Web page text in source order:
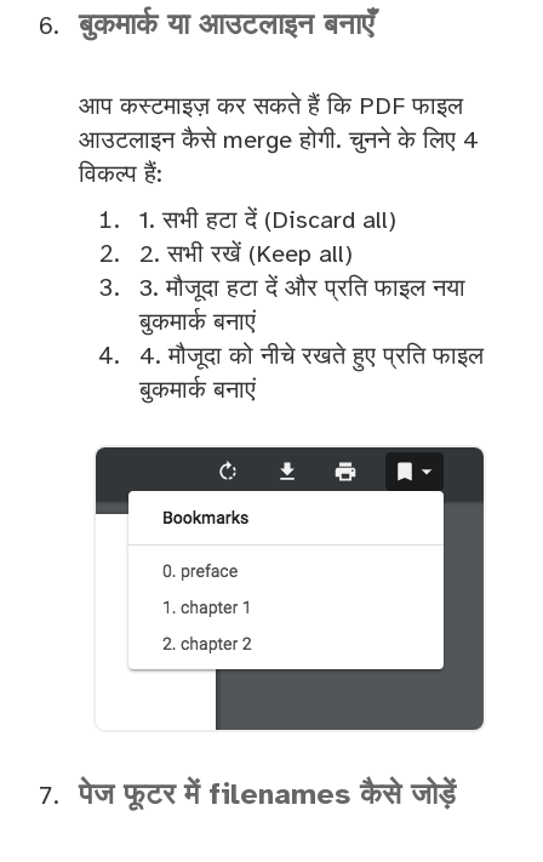
बुकमार्क या आउटलाइन बनाएँ
आप कस्टमाइज़ कर सकते हैं कि PDF फाइल
आउटलाइन कैसे merge होगी. चुनने के लिए 4
विकल्प हैं:
1. सभी हटा दें (Discard all)
2. सभी रखें (Keep all)
3. मौजूदा हटा दें और प्रति फाइल नया
बुकमार्क बनाएं
4. मौजूदा को नीचे रखते हुए प्रति फाइल
बुकमार्क बनाएं
पेज फूटर में filenames कैसे जोड़ें